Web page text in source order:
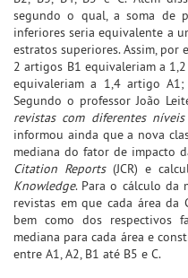
segundo o qual, a soma de
inferiores seria equivalente a
estratos superiores. Assim, por
2 artigos B1 equivaleriam a
equivaleriam a 1,4 artigo
Segundo o professor João
revistas com diferentes
informou ainda que a nova
mediana do fator de impacto
Citation Reports (JCR) e
Knowledge. Para o cálculo da
revistas em que cada área da
bem como dos respectivos
mediana para cada área e
entre A1, A2, B1 até B5 e C.